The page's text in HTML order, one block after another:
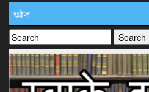
खोज